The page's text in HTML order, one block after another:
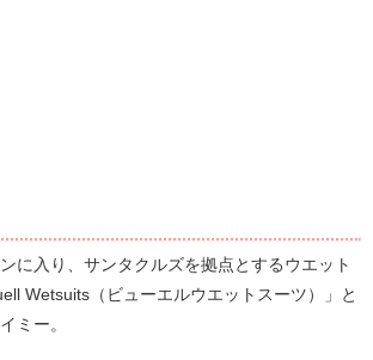
に入り、サンタクルズを拠点とするウエット
Wetsuits（ビューエルウエットスーツ）」と
ミー。